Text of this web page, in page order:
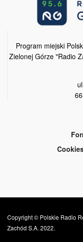
Program miejski
Zielonej Górze "Radio
Copyright © Polskie Radio
Zachód S.A. 2022.